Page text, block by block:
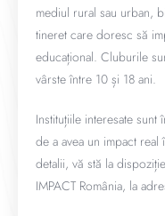
mediul rural sau urban,
tineret care doresc să
educațional. Cluburile
vârste între 10 și 18 ani.
Instituțiile interesate sunt
de a avea un impact
detalii, vă stă la
IMPACT România, la